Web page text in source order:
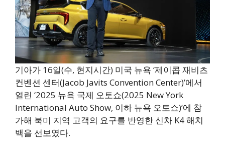
기아가 16일(수, 현지시간) 미국 뉴욕 ‘제이콥 재비츠
컨벤션 센터(Jacob Javits Convention Center)’에서
열린 ‘2025 뉴욕 국제 오토쇼(2025 New York
International Auto Show, 이하 뉴욕 오토쇼)’에 참
가해 북미 지역 고객의 요구를 반영한 신차 K4 해치
백을 선보였다.